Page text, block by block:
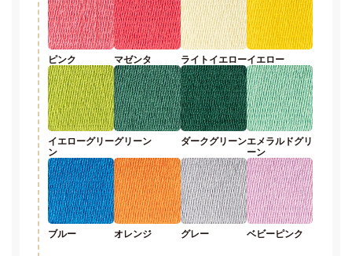
ピンク マゼンタ ライトイエローイエロー
イエローグリー
ン
グリーン ダークグリーンエメラルドグリ
ーン
ブルー オレンジ グレー ベビーピンク